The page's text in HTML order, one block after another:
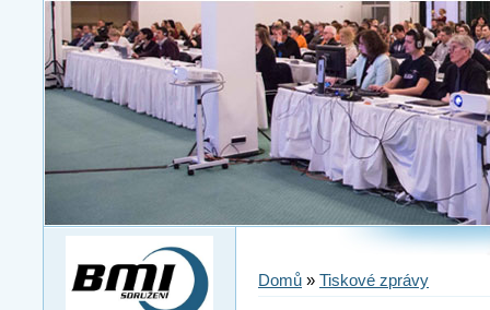
Domů » Tiskové zprávy